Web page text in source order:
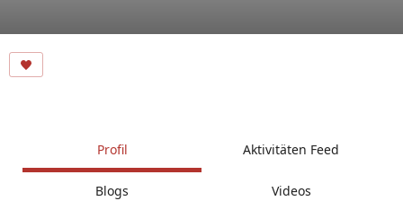
Profil Aktivitäten Feed
Blogs Videos